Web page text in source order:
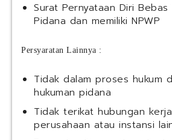
Surat Pernyataan Diri
Pidana dan memiliki NPWP
Persyaratan Lainnya :
Tidak dalam proses hukum
hukuman pidana
Tidak terikat hubungan
perusahaan atau instansi